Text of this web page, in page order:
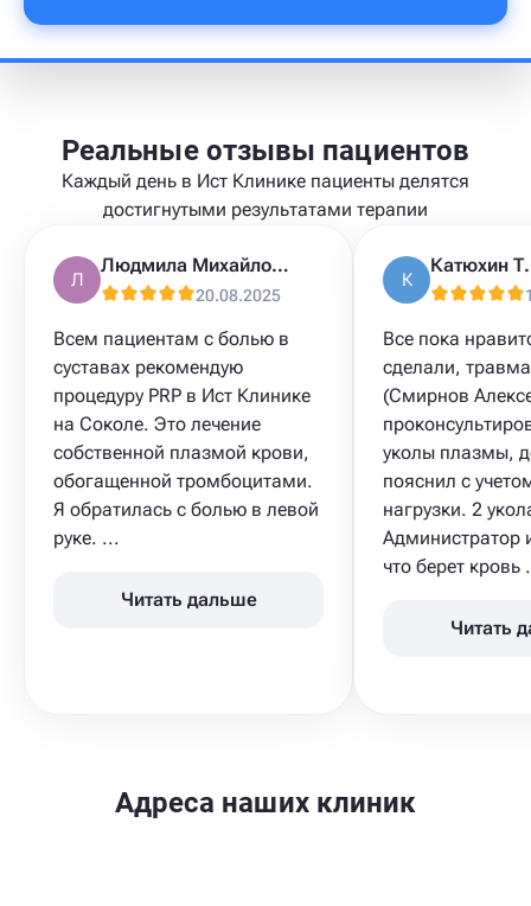
Реальные отзывы пациентов
Каждый день в Ист Клинике пациенты делятся
достигнутыми результатами терапии
Л
Людмила Михайловна
20.08.2025
Всем пациентам с болью в
суставах рекомендую
процедуру PRP в Ист Клинике
на Соколе. Это лечение
собственной плазмой крови,
обогащенной тромбоцитами.
Я обратилась с болью в левой
руке. ...
Читать дальше
К
Катюхин Т.
Все пока
сделали,
(Смирнов
уколы плазмы,
пояснил с
нагрузки. 2
Администратор
что берет кровь
Читать
Адреса наших клиник